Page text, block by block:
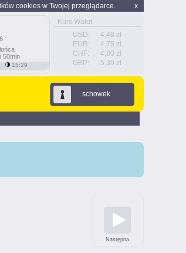
x
cookies w Twojej przeglądarce.
Kurs Walut
USD:
4,48 zł
EUR:
4,75 zł
CHF:
4,80 zł
GBP:
5,39 zł
50min
15:29
schowek
Następna